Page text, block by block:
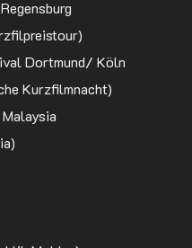
Dortmund/ Köln
Kurzfilmnacht)